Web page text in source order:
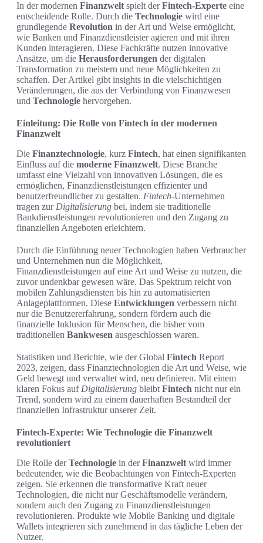
In der modernen Finanzwelt spielt derFintech-Experte eine
entscheidende Rolle. Durch die Technologie wird eine
grundlegende Revolution in der Art und Weise ermöglicht,
wie Banken und Finanzdienstleister agieren und mit ihren
Kunden interagieren. Diese Fachkräfte nutzen innovative
Ansätze, um die Herausforderungen der digitalen
Transformation zu meistern und neue Möglichkeiten zu
schaffen. Der Artikel gibt insights in die vielschichtigen
Veränderungen, die aus der Verbindung von Finanzwesen
und Technologie hervorgehen.
Einleitung: Die Rolle von Fintech in der modernen
Finanzwelt
Die Finanztechnologie, kurz Fintech, hat einen signifikanten
Einfluss auf die moderne Finanzwelt. Diese Branche
umfasst eine Vielzahl von innovativen Lösungen, die es
ermöglichen, Finanzdienstleistungen effizienter und
benutzerfreundlicher zu gestalten. Fintech-Unternehmen
tragen zur Digitalisierung bei, indem sie traditionelle
Bankdienstleistungen revolutionieren und den Zugang zu
finanziellen Angeboten erleichtern.
Durch die Einführung neuer Technologien haben Verbraucher
und Unternehmen nun die Möglichkeit,
Finanzdienstleistungen auf eine Art und Weise zu nutzen, die
zuvor undenkbar gewesen wäre. Das Spektrum reicht von
mobilen Zahlungsdiensten bis hin zu automatisierten
Anlageplattformen. Diese Entwicklungen verbessern nicht
nur die Benutzererfahrung, sondern fördern auch die
finanzielle Inklusion für Menschen, die bisher vom
traditionellen Bankwesen ausgeschlossen waren.
Statistiken und Berichte, wie der Global Fintech Report
2023, zeigen, dass Finanztechnologien die Art und Weise, wie
Geld bewegt und verwaltet wird, neu definieren. Mit einem
klaren Fokus auf Digitalisierung bleibt Fintech nicht nur ein
Trend, sondern wird zu einem dauerhaften Bestandteil der
finanziellen Infrastruktur unserer Zeit.
Fintech-Experte: Wie Technologie die Finanzwelt
revolutioniert
Die Rolle derTechnologie in derFinanzwelt wird immer
bedeutender, wie die Beobachtungen von Fintech-Experten
zeigen. Sie erkennen die transformative Kraft neuer
Technologien, die nicht nur Geschäftsmodelle verändern,
sondern auch den Zugang zu Finanzdienstleistungen
revolutionieren. Produkte wie Mobile Banking und digitale
Wallets integrieren sich zunehmend in das tägliche Leben der
Nutzer.